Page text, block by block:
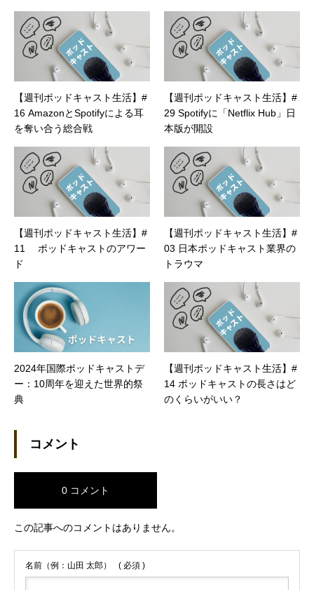
【週刊ポッドキャスト生活】#
16 AmazonとSpotifyによる耳
を奪い合う総合戦
【週刊ポッドキャスト生活】#
29 Spotifyに「Netflix Hub」日
本版が開設
【週刊ポッドキャスト生活】#
11 ポッドキャストのアワー
ド
【週刊ポッドキャスト生活】#
03 日本ポッドキャスト業界の
トラウマ
2024年国際ポッドキャストデ
ー：10周年を迎えた世界的祭
典
【週刊ポッドキャスト生活】#
14 ポッドキャストの長さはど
のくらいがいい？
コメント
0 コメント
この記事へのコメントはありません。
名前（例：山田 太郎） ( 必須 )